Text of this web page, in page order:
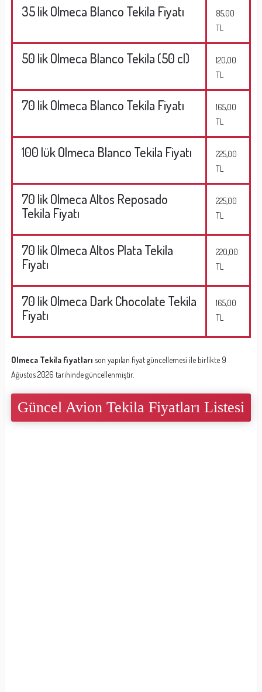
35 lik Olmeca Blanco Tekila Fiyatı
85,00
TL
50 lik Olmeca Blanco Tekila (50 cl)
120,00
TL
70 lik Olmeca Blanco Tekila Fiyatı
165,00
TL
100 lük Olmeca Blanco Tekila Fiyatı
225,00
TL
70 lik Olmeca Altos Reposado
Tekila Fiyatı
225,00
TL
70 lik Olmeca Altos Plata Tekila
Fiyatı
220,00
TL
70 lik Olmeca Dark Chocolate Tekila
Fiyatı
165,00
TL
Olmeca Tekila fiyatları son yapılan fiyat güncellemesi ile birlikte 9
Ağustos 2026 tarihinde güncellenmiştir.
Güncel Avion Tekila Fiyatları Listesi